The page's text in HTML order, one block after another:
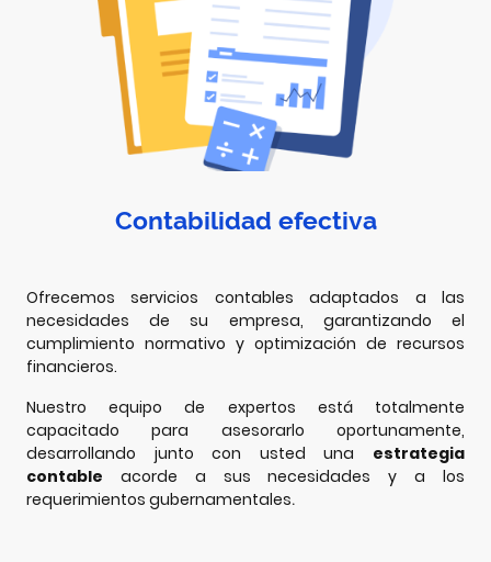
Contabilidad efectiva
Ofrecemos servicios contables adaptados a las
necesidades de su empresa, garantizando el
cumplimiento normativo y optimización de recursos
financieros.
Nuestro equipo de expertos está totalmente
capacitado para asesorarlo oportunamente,
desarrollando junto con usted una estrategia
contable acorde a sus necesidades y a los
requerimientos gubernamentales.